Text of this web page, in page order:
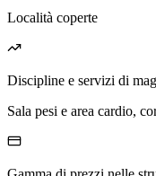
Località coperte
Discipline e servizi di
Sala pesi e area cardio,